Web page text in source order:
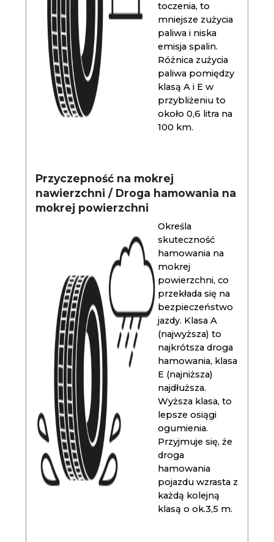
toczenia, to
mniejsze zużycia
paliwa i niska
emisja spalin.
Różnica zużycia
paliwa pomiędzy
klasą A i E w
przybliżeniu to
około 0,6 litra na
100 km.
Przyczepność na mokrej
nawierzchni / Droga hamowania na
mokrej powierzchni
Określa
skuteczność
hamowania na
mokrej
powierzchni, co
przekłada się na
bezpieczeństwo
jazdy. Klasa A
(najwyższa) to
najkrótsza droga
hamowania, klasa
E (najniższa)
najdłuższa.
Wyższa klasa, to
lepsze osiągi
ogumienia.
Przyjmuje się, że
droga
hamowania
pojazdu wzrasta z
każdą kolejną
klasą o ok.3,5 m.